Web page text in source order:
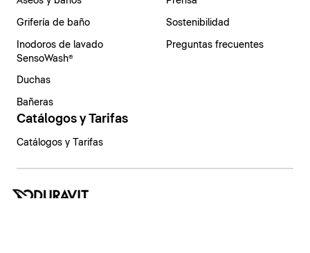
Grifería de baño
Inodoros de lavado
SensoWash®
Duchas
Bañeras
Sostenibilidad
Preguntas frecuentes
Catálogos y Tarifas
Catálogos y Tarifas